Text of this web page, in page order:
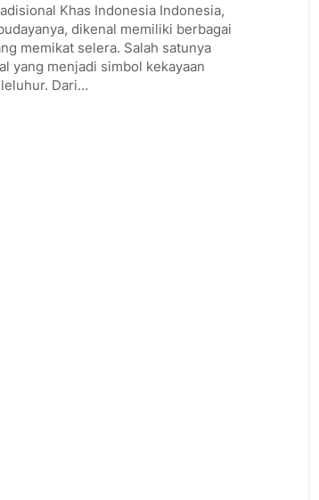
Khas Indonesia Indonesia,
dikenal memiliki berbagai
memikat selera. Salah satunya
yang menjadi simbol kekayaan
Dari…